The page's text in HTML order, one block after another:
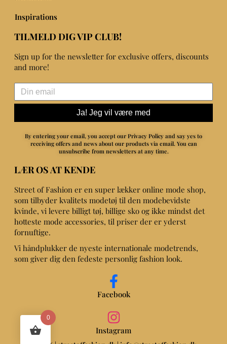
Inspirations
TILMELD DIG VIP CLUB!
Sign up for the newsletter for exclusive offers, discounts
and more!
Ja! Jeg vil være med
By entering your email, you accept our Privacy Policy and say yes to
receiving offers and news about our products via email. You can
unsubscribe from newsletters at any time.
LÆR OS AT KENDE
Street of Fashion er en super lækker online mode shop,
som tilbyder kvalitets modetøj til den modebevidste
kvinde, vi levere billigt tøj, billige sko og ikke mindst det
hotteste mode accessories, til priser der er yderst
fornuftige.
Vi håndplukker de nyeste internationale modetrends,
som giver dig den fedeste personlig fashion look.
Facebook
Instagram
0